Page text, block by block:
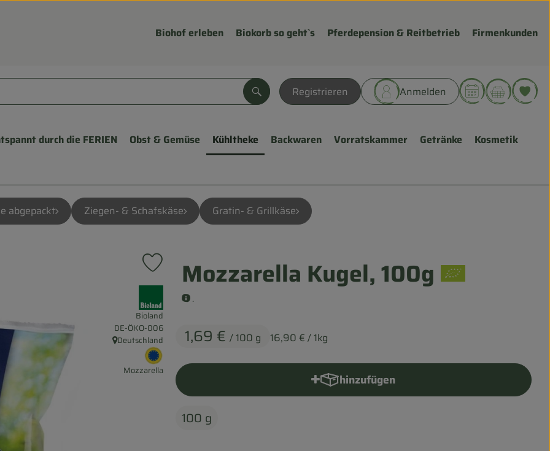
Biohof erleben Biokorb so geht`s Pferdepension & Reitbetrieb Firmenkunden
Registrieren Anmelden
Suchen
durch die FERIEN Obst & Gemüse Kühltheke Backwaren Vorratskammer Getränke Kosmetik
abgepackt Ziegen- & Schafskäse Gratin- & Grillkäse
Mozzarella Kugel, 100g
.
1,69 € / 100 g 16,90 € / 1kg
Produkt zu Favouriten hinzufügen
Bioland
, Kontrollstelle:
DE-ÖKO-006
, Herkunft:
Deutschland
, EU Herkunft:
Mozzarella
hinzufügen
Produkt zum Warenkorb hinzufügen
100 g